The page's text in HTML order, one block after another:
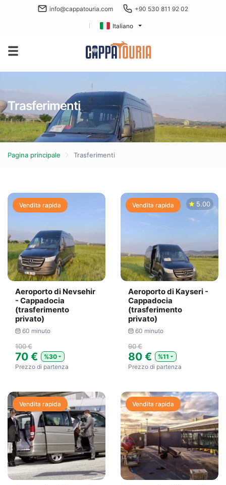
info@cappatouria.com +90 530 811 92 02
Italiano
Trasferimenti
Pagina principale Trasferimenti
Vendita rapida
Aeroporto di Nevsehir
- Cappadocia
(trasferimento
privato)
60 minuto
100 €
70 €
%30
Prezzo di partenza
Vendita rapida 5.00
Aeroporto di Kayseri -
Cappadocia
(trasferimento
privato)
60 minuto
90 €
80 €
%11
Prezzo di partenza
Vendita rapida Vendita rapida